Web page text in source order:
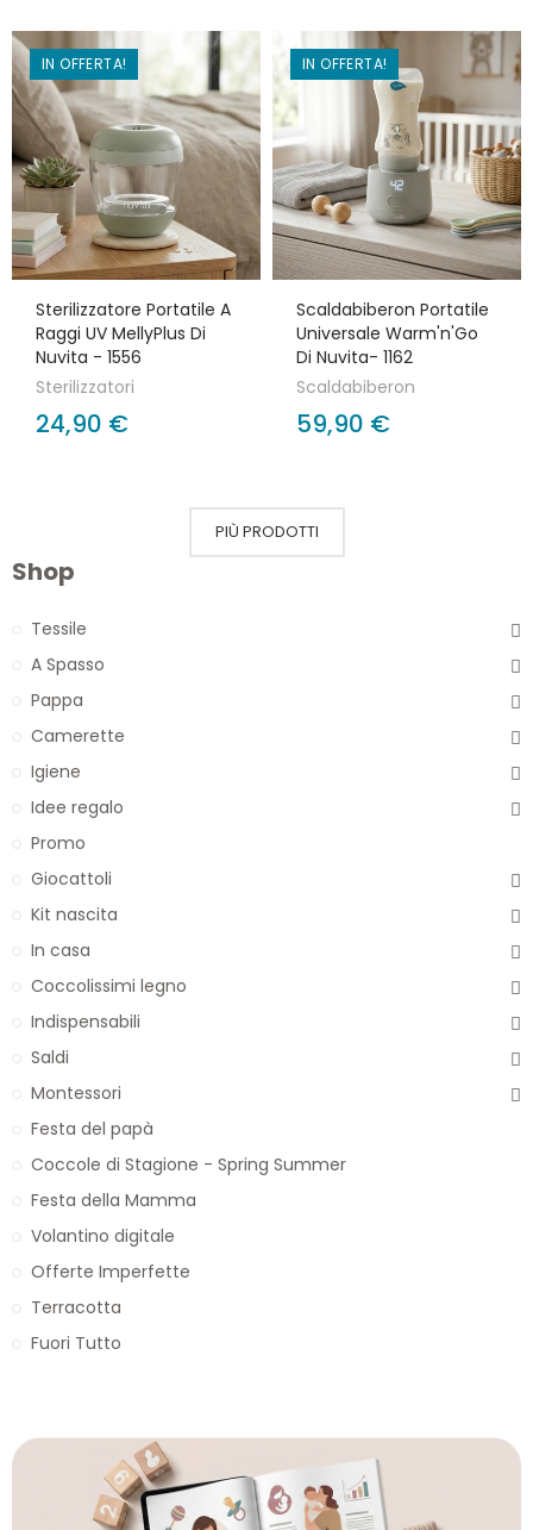
IN OFFERTA!
Sterilizzatore Portatile A
Raggi UV MellyPlus Di
Nuvita - 1556
Sterilizzatori
24,90 €
IN OFFERTA!
Scaldabiberon Portatile
Universale Warm'n'Go
Di Nuvita- 1162
Scaldabiberon
59,90 €
PIÙ PRODOTTI
Shop
Tessile
A Spasso
Pappa
Camerette
Igiene
Idee regalo
Promo
Giocattoli
Kit nascita
In casa
Coccolissimi legno
Indispensabili
Saldi
Montessori
Festa del papà
Coccole di Stagione - Spring Summer
Festa della Mamma
Volantino digitale
Offerte Imperfette
Terracotta
Fuori Tutto